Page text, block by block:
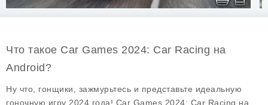
Что такое Car Games 2024: Car Racing на
Android?
Ну что, гонщики, зажмурьтесь и представьте идеальную
гоночную игру 2024 года! Car Games 2024: Car Racing на